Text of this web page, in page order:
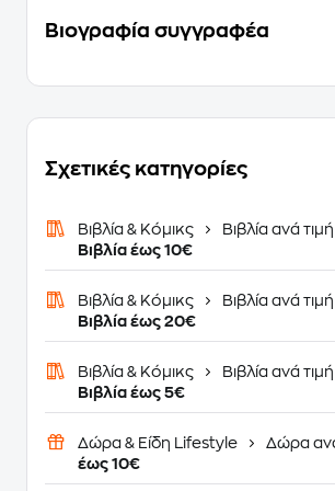
Βιογραφία συγγραφέα
Σχετικές κατηγορίες
Βιβλία & Κόμικς
Βιβλία ανά τιμή
Βιβλία έως 10€
Βιβλία & Κόμικς
Βιβλία ανά τιμή
Βιβλία έως 20€
Βιβλία & Κόμικς
Βιβλία ανά τιμή
Βιβλία έως 5€
Δώρα & Είδη Lifestyle
Δώρα
έως 10€